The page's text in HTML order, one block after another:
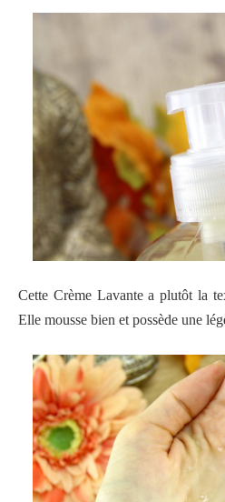
Cette Crème Lavante a plutôt la
Elle mousse bien et possède une